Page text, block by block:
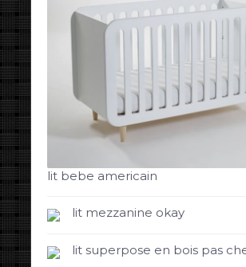
lit bebe americain
lit mezzanine okay
lit superpose en bois pas